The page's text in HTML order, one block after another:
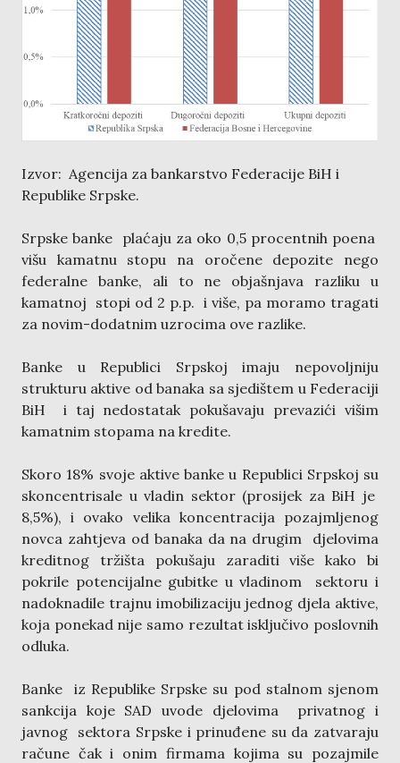
Izvor: Agencija za bankarstvo Federacije BiH i
Republike Srpske.
Srpske banke plaćaju za oko 0,5 procentnih poena
višu kamatnu stopu na oročene depozite nego
federalne banke, ali to ne objašnjava razliku u
kamatnoj stopi od 2 p.p. i više, pa moramo tragati
za novim-dodatnim uzrocima ove razlike.
Banke u Republici Srpskoj imaju nepovoljniju
strukturu aktive od banaka sa sjedištem u Federaciji
BiH i taj nedostatak pokušavaju prevazići višim
kamatnim stopama na kredite.
Skoro 18% svoje aktive banke u Republici Srpskoj su
skoncentrisale u vladin sektor (prosijek za BiH je
8,5%), i ovako velika koncentracija pozajmljenog
novca zahtjeva od banaka da na drugim djelovima
kreditnog tržišta pokušaju zaraditi više kako bi
pokrile potencijalne gubitke u vladinom sektoru i
nadoknadile trajnu imobilizaciju jednog djela aktive,
koja ponekad nije samo rezultat isključivo poslovnih
odluka.
Banke iz Republike Srpske su pod stalnom sjenom
sankcija koje SAD uvode djelovima privatnog i
javnog sektora Srpske i prinuđene su da zatvaraju
račune čak i onim firmama kojima su pozajmile